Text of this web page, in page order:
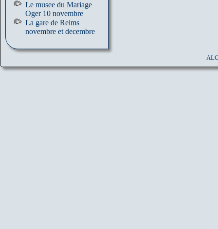
Le musee du Mariage
Oger 10 novembre
La gare de Reims
novembre et decembre